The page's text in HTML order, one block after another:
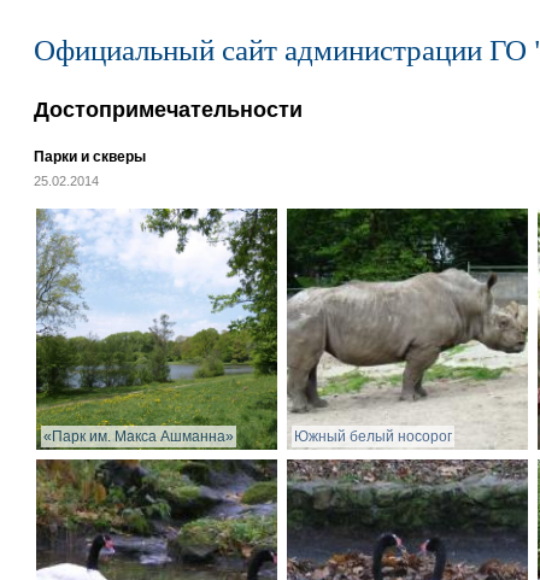
Официальный сайт администрации ГО
Достопримечательности
Парки и скверы
25.02.2014
«Парк им. Макса Ашманна» Южный белый носорог